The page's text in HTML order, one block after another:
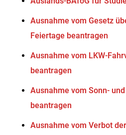
Ausnahme vom Gesetz
Feiertage beantragen
Ausnahme vom LKW-
beantragen
Ausnahme vom Sonn-
beantragen
Ausnahme vom Verbot